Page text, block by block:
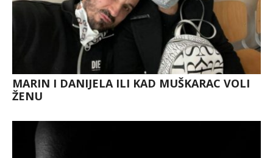
MARIN I DANIJELA ILI KAD MUŠKARAC VOLI
ŽENU